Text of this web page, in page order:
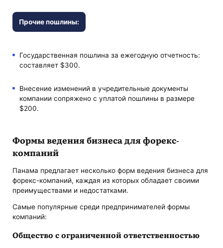
Прочие пошлины:
Государственная пошлина за ежегодную отчетность:
составляет $300.
Внесение изменений в учредительные документы
компании сопряжено с уплатой пошлины в размере
$200.
Формы ведения бизнеса для форекс-
компаний
Панама предлагает несколько форм ведения бизнеса для
форекс-компаний, каждая из которых обладает своими
преимуществами и недостатками.
Самые популярные среди предпринимателей формы
компаний:
Общество с ограниченной ответственностью